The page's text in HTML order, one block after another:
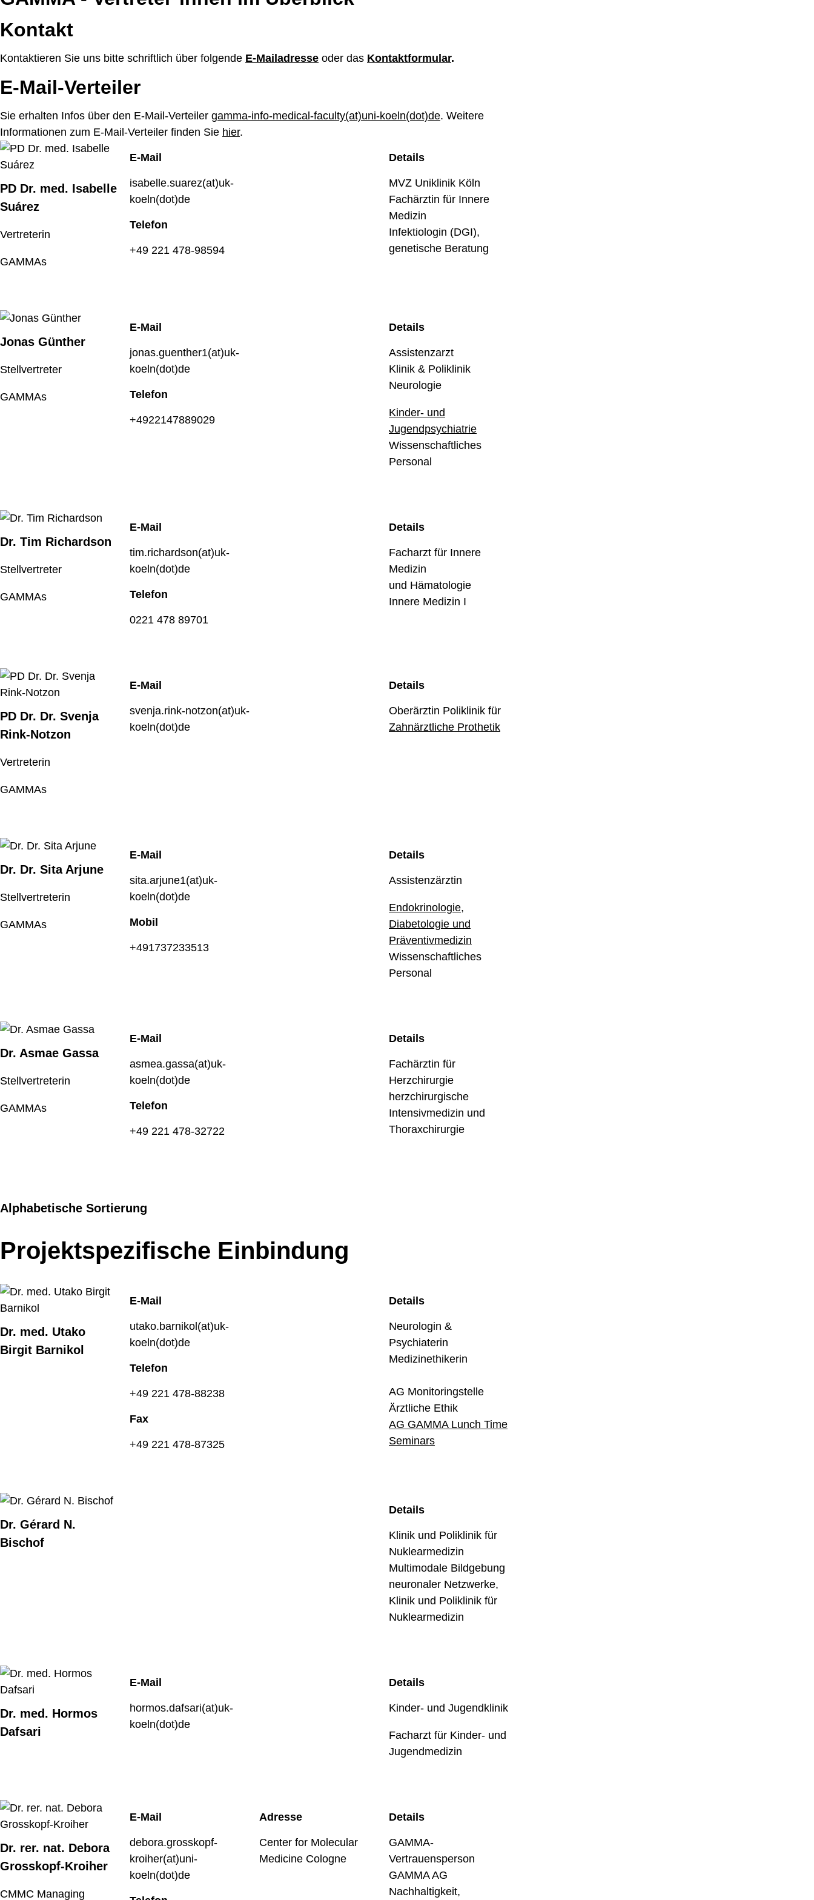
Überblick
E-Mail-Verteiler
Ehemalige Vertreter*innen
Legislaturperiode 07/2021-03/2023
Kontakt
Kontaktieren Sie uns bitte schriftlich über folgende E-Mailadresse oder das Kontaktformular.
E-Mail-Verteiler
Sie erhalten Infos über den E-Mail-Verteiler gamma-info-medical-faculty(at)uni-koeln(dot)de. Weitere
Informationen zum E-Mail-Verteiler finden Sie hier.
PD Dr. med. Isabelle
Suárez
Vertreterin
GAMMAs
E-Mail
isabelle.suarez(at)uk-
koeln(dot)de
Telefon
+49 221 478-98594
Details
MVZ Uniklinik Köln
Fachärztin für Innere
Medizin
Infektiologin (DGI),
genetische Beratung
Jonas Günther
Stellvertreter
GAMMAs
E-Mail
jonas.guenther1(at)uk-
koeln(dot)de
Telefon
+4922147889029
Details
Assistenzarzt
Klinik & Poliklinik
Neurologie
Kinder- und
Jugendpsychiatrie
Wissenschaftliches
Personal
Dr. Tim Richardson
Stellvertreter
GAMMAs
E-Mail
tim.richardson(at)uk-
koeln(dot)de
Telefon
0221 478 89701
Details
Facharzt für Innere
Medizin
und Hämatologie
Innere Medizin I
PD Dr. Dr. Svenja
Rink-Notzon
Vertreterin
GAMMAs
E-Mail
svenja.rink-notzon(at)uk-
koeln(dot)de
Details
Oberärztin Poliklinik für
Zahnärztliche Prothetik
Dr. Dr. Sita Arjune
Stellvertreterin
GAMMAs
E-Mail
sita.arjune1(at)uk-
koeln(dot)de
Mobil
+491737233513
Details
Assistenzärztin
Endokrinologie,
Diabetologie und
Präventivmedizin
Wissenschaftliches
Personal
Dr. Asmae Gassa
Stellvertreterin
GAMMAs
E-Mail
asmea.gassa(at)uk-
koeln(dot)de
Telefon
+49 221 478-32722
Details
Fachärztin für
Herzchirurgie
herzchirurgische
Intensivmedizin und
Thoraxchirurgie
Alphabetische Sortierung
Projektspezifische Einbindung
Dr. med. Utako
Birgit Barnikol
E-Mail
utako.barnikol(at)uk-
koeln(dot)de
Telefon
+49 221 478-88238
Fax
+49 221 478-87325
Details
Neurologin &
Psychiaterin
Medizinethikerin
AG Monitoringstelle
Ärztliche Ethik
AG GAMMA Lunch Time
Seminars
Dr. Gérard N.
Bischof
Details
Klinik und Poliklinik für
Nuklearmedizin
Multimodale Bildgebung
neuronaler Netzwerke,
Klinik und Poliklinik für
Nuklearmedizin
Dr. med. Hormos
Dafsari
E-Mail
hormos.dafsari(at)uk-
koeln(dot)de
Details
Kinder- und Jugendklinik
Facharzt für Kinder- und
Jugendmedizin
Dr. rer. nat. Debora
Grosskopf-Kroiher
CMMC Managing
E-Mail
debora.grosskopf-
kroiher(at)uni-
koeln(dot)de
Adresse
Center for Molecular
Medicine Cologne
Details
GAMMA-
Vertrauensperson
GAMMA AG
Nachhaltigkeit,